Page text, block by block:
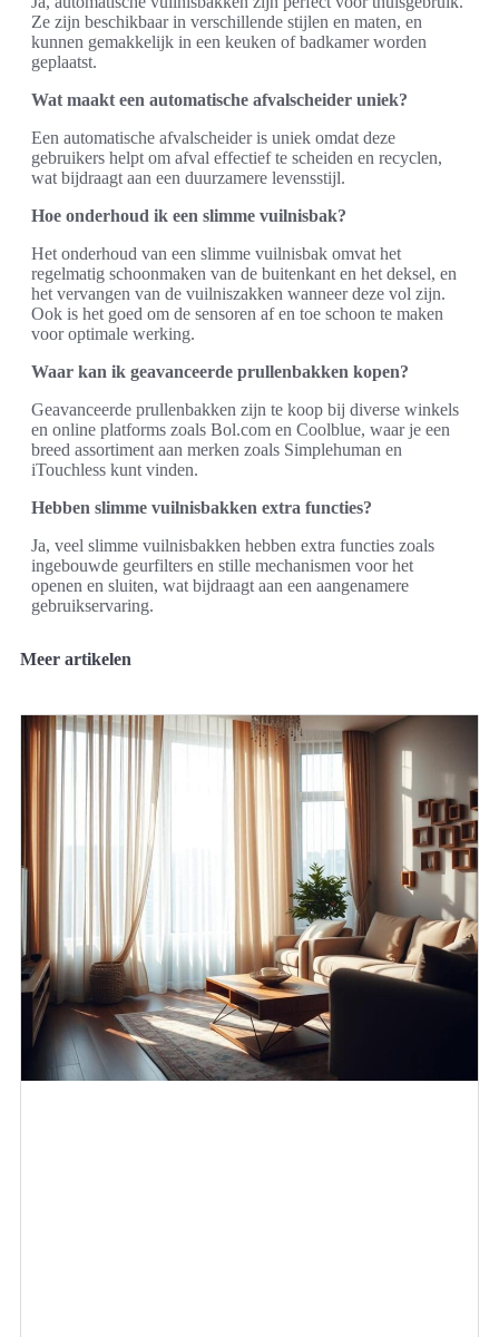
Ze zijn beschikbaar in verschillende stijlen en maten, en
kunnen gemakkelijk in een keuken of badkamer worden
geplaatst.
Wat maakt een automatische afvalscheider uniek?
Een automatische afvalscheider is uniek omdat deze
gebruikers helpt om afval effectief te scheiden en recyclen,
wat bijdraagt aan een duurzamere levensstijl.
Hoe onderhoud ik een slimme vuilnisbak?
Het onderhoud van een slimme vuilnisbak omvat het
regelmatig schoonmaken van de buitenkant en het deksel, en
het vervangen van de vuilniszakken wanneer deze vol zijn.
Ook is het goed om de sensoren af en toe schoon te maken
voor optimale werking.
Waar kan ik geavanceerde prullenbakken kopen?
Geavanceerde prullenbakken zijn te koop bij diverse winkels
en online platforms zoals Bol.com en Coolblue, waar je een
breed assortiment aan merken zoals Simplehuman en
iTouchless kunt vinden.
Hebben slimme vuilnisbakken extra functies?
Ja, veel slimme vuilnisbakken hebben extra functies zoals
ingebouwde geurfilters en stille mechanismen voor het
openen en sluiten, wat bijdraagt aan een aangenamere
gebruikservaring.
Meer artikelen